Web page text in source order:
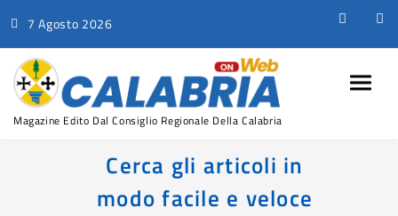
7 Agosto 2026
Magazine Edito Dal Consiglio Regionale Della Calabria
Cerca gli articoli in
modo facile e veloce